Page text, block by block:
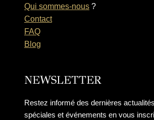
Qui sommes-nous ?
Contact
FAQ
Blog
NEWSLETTER
Restez informé des dernières
spéciales et événements en vous